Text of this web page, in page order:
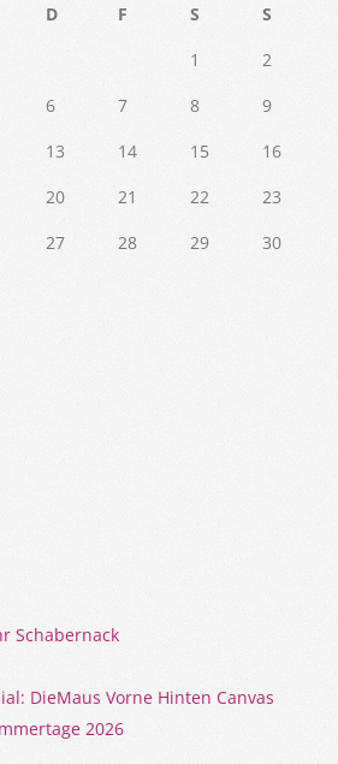
D F S
S
1
2
6 7 8
9
13 14 15
16
20 21 22
23
27 28 29
30
Schabernack
DieMaus Vorne Hinten Canvas
2026